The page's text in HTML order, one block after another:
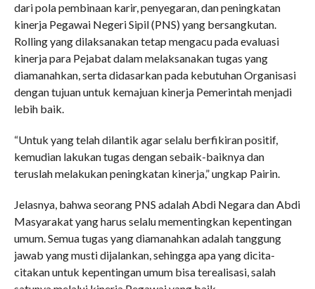
dari pola pembinaan karir, penyegaran, dan peningkatan
kinerja Pegawai Negeri Sipil (PNS) yang bersangkutan.
Rolling yang dilaksanakan tetap mengacu pada evaluasi
kinerja para Pejabat dalam melaksanakan tugas yang
diamanahkan, serta didasarkan pada kebutuhan Organisasi
dengan tujuan untuk kemajuan kinerja Pemerintah menjadi
lebih baik.
“Untuk yang telah dilantik agar selalu berfikiran positif,
kemudian lakukan tugas dengan sebaik-baiknya dan
teruslah melakukan peningkatan kinerja,” ungkap Pairin.
Jelasnya, bahwa seorang PNS adalah Abdi Negara dan Abdi
Masyarakat yang harus selalu mementingkan kepentingan
umum. Semua tugas yang diamanahkan adalah tanggung
jawab yang musti dijalankan, sehingga apa yang dicita-
citakan untuk kepentingan umum bisa terealisasi, salah